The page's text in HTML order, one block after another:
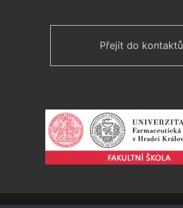
Přejít do kontaktů